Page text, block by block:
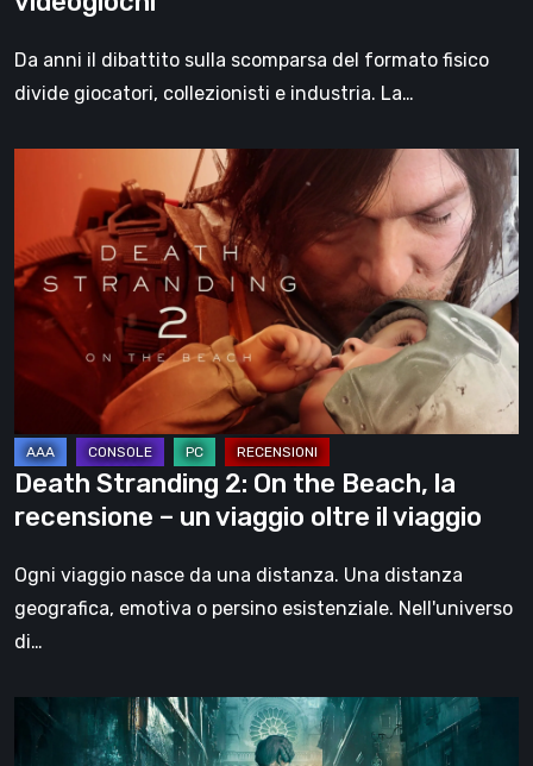
Da anni il dibattito sulla scomparsa del formato fisico
divide giocatori, collezionisti e industria. La…
Stranding
On
the
Beach,
recensione
–
un
viaggio
oltre
il
Death Stranding 2: On the Beach, la
recensione – un viaggio oltre il viaggio
Ogni viaggio nasce da una distanza. Una distanza
geografica, emotiva o persino esistenziale. Nell'universo
di…
Steelrising,